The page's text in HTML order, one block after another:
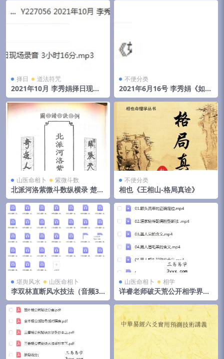
择日 道法符咒
2021年10月 李秀娟择日现场
录音 3小时16分
不便分类
2021年6月16号 李秀娟《如何
斗太岁》弟子班面授课
山医命相卜 紫微斗数
北派河洛紫微斗数纵横录 楚天
云阔
不便分类
相也《王相山-格局真诠》
堪舆风水 山医命相卜
李双林直断风水技法（音频31
集）
山医命相卜 相学
详睿老师破天荒公开相学界不
传之秘法